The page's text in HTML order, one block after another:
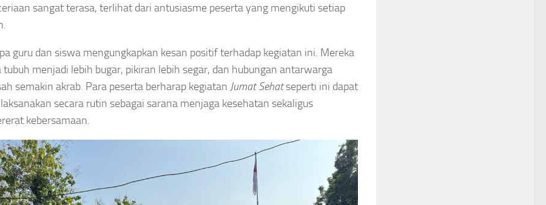
sangat terasa, terlihat dari antusiasme peserta yang mengikuti setiap
guru dan siswa mengungkapkan kesan positif terhadap kegiatan ini. Mereka
tubuh menjadi lebih bugar, pikiran lebih segar, dan hubungan antarwarga
semakin akrab. Para peserta berharap kegiatan Jumat Sehatseperti ini dapat
secara rutin sebagai sarana menjaga kesehatan sekaligus
kebersamaan.